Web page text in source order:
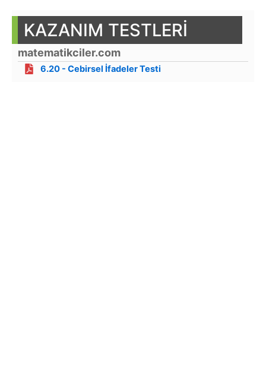
KAZANIM TESTLERİ
matematikciler.com
6.20 - Cebirsel İfadeler Testi